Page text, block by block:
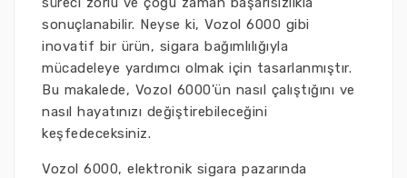
sonuçlanabilir. Neyse ki, Vozol 6000 gibi
inovatif bir ürün, sigara bağımlılığıyla
mücadeleye yardımcı olmak için tasarlanmıştır.
Bu makalede, Vozol 6000'ün nasıl çalıştığını ve
nasıl hayatınızı değiştirebileceğini
keşfedeceksiniz.
Vozol 6000, elektronik sigara pazarında